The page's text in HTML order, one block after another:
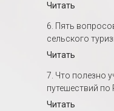
6. Пять
сельского
7. Что полезно
путешествий по
Читать
Читать
Читать